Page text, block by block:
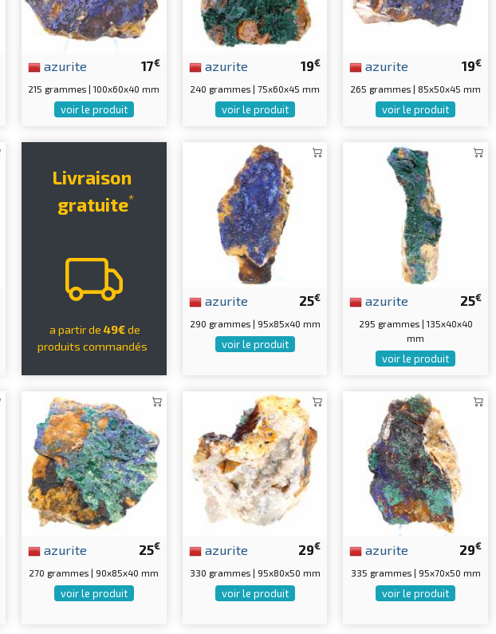
17€
azurite
215 grammes | 100x60x40 mm
voir le produit
19€
azurite
240 grammes | 75x60x45 mm
voir le produit
19€
azurite
265 grammes | 85x50x45 mm
voir le produit
Livraison
gratuite*
a partir de49€de
produits commandés
25€
azurite
290 grammes | 95x85x40 mm
voir le produit
25€
azurite
295 grammes | 135x40x40
mm
voir le produit
25€
azurite
270 grammes | 90x85x40 mm
voir le produit
29€
azurite
330 grammes | 95x80x50 mm
voir le produit
29€
azurite
335 grammes | 95x70x50 mm
voir le produit